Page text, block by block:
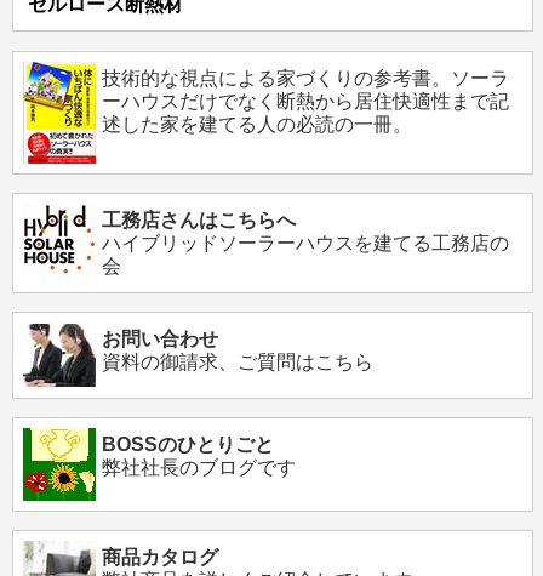
技術的な視点による家づくりの参考書。ソーラ
ーハウスだけでなく断熱から居住快適性まで記
述した家を建てる人の必読の一冊。
工務店さんはこちらへ
ハイブリッドソーラーハウスを建てる工務店の
会
お問い合わせ
資料の御請求、ご質問はこちら
BOSSのひとりごと
弊社社長のブログです
商品カタログ